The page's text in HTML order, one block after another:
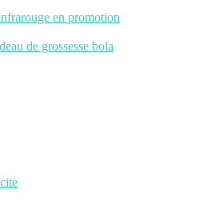
en promotion
de grossesse bola